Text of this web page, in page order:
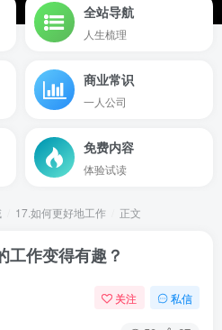
全站导航
人生梳理
商业常识
一人公司
免费内容
体验试读
17.如何更好地工作 正文
工作变得有趣？
关注 私信